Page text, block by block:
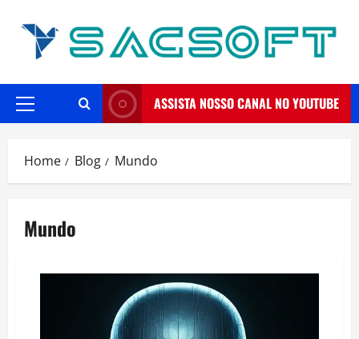
content
Primary
ASSISTA NOSSO CANAL NO YOUTUBE
Home Blog Mundo
Mundo